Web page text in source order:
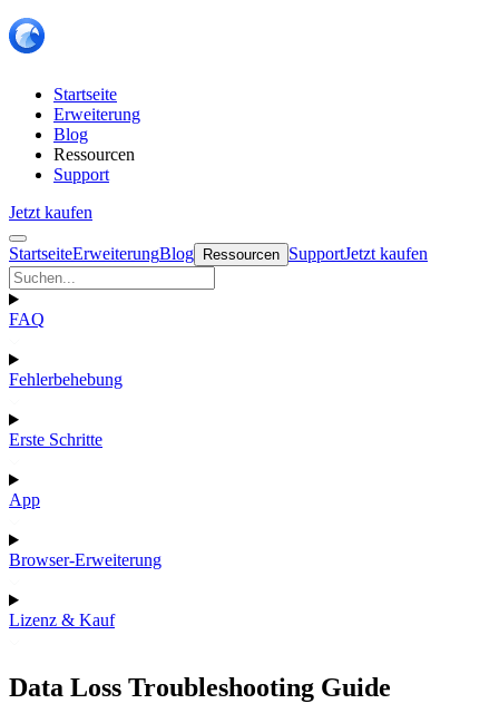
Startseite
Erweiterung
Blog
Ressourcen
Support
Jetzt kaufen
StartseiteErweiterungBlog Ressourcen SupportJetzt kaufen
FAQ
Fehlerbehebung
Erste Schritte
App
Browser-Erweiterung
Lizenz & Kauf
Data Loss Troubleshooting Guide